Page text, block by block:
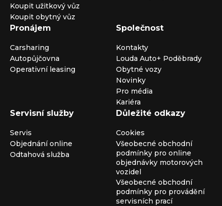
Koupit užitkový vůz
Koupit obytný vůz
Pronájem
Carsharing
Autopůjčovna
Operativní leasing
Společnost
Kontakty
Louda Auto+ Poděbrady
Obytné vozy
Novinky
Pro média
Kariéra
Servisní služby
Servis
Objednání online
Odtahová služba
Důležité odkazy
Cookies
Všeobecné obchodní
podmínky pro online
objednávky motorových
vozidel
Všeobecné obchodní
podmínky pro provádění
servisních prací